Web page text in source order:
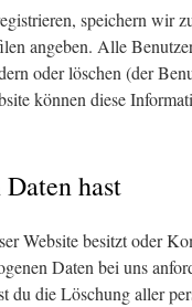
speichern wir
angeben. Alle
oder löschen (der
können diese
hast
Website besitzt oder
Daten bei uns
du die Löschung aller